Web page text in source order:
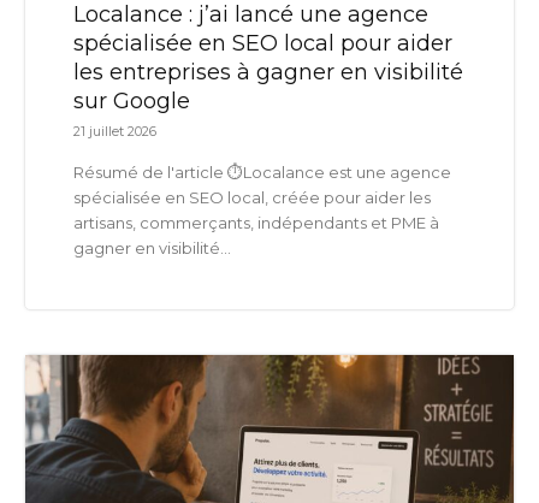
Localance : j’ai lancé une agence
spécialisée en SEO local pour aider
les entreprises à gagner en visibilité
sur Google
21 juillet 2026
Résumé de l'article ⏱️Localance est une agence
spécialisée en SEO local, créée pour aider les
artisans, commerçants, indépendants et PME à
gagner en visibilité...